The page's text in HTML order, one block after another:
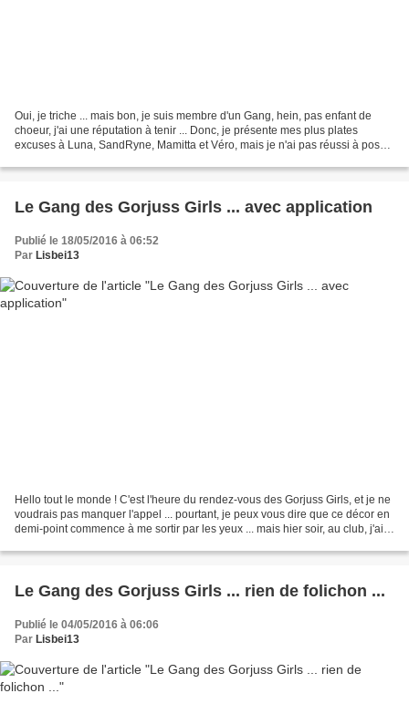
Oui, je triche ... mais bon, je suis membre d'un Gang, hein, pas enfant de
choeur, j'ai une réputation à tenir ... Donc, je présente mes plus plates
excuses à Luna, SandRyne, Mamitta et Véro, mais je n'ai pas réussi à poser
Le Gang des Gorjuss Girls ... avec application
Publié le 18/05/2016 à 06:52
Par Lisbei13
Hello tout le monde ! C'est l'heure du rendez-vous des Gorjuss Girls, et je ne
voudrais pas manquer l'appel ... pourtant, je peux vous dire que ce décor en
demi-point commence à me sortir par les yeux ... mais hier soir, au club, j'ai
Le Gang des Gorjuss Girls ... rien de folichon ...
Publié le 04/05/2016 à 06:06
Par Lisbei13